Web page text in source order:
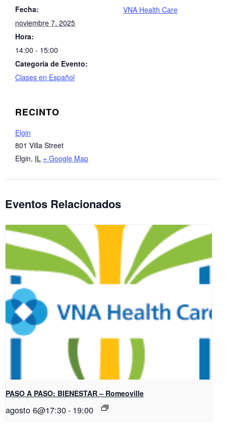
Fecha:
noviembre 7, 2025
Hora:
14:00 - 15:00
Categoría de Evento:
Clases en Español
RECINTO
Elgin
801 Villa Street
Elgin, IL + Google Map
VNA Health Care
Eventos Relacionados
PASO A PASO: BIENESTAR – Romeoville
agosto 6@17:30- 19:00